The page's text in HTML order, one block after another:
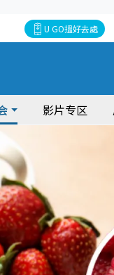
U GO搵好去處
影片专区